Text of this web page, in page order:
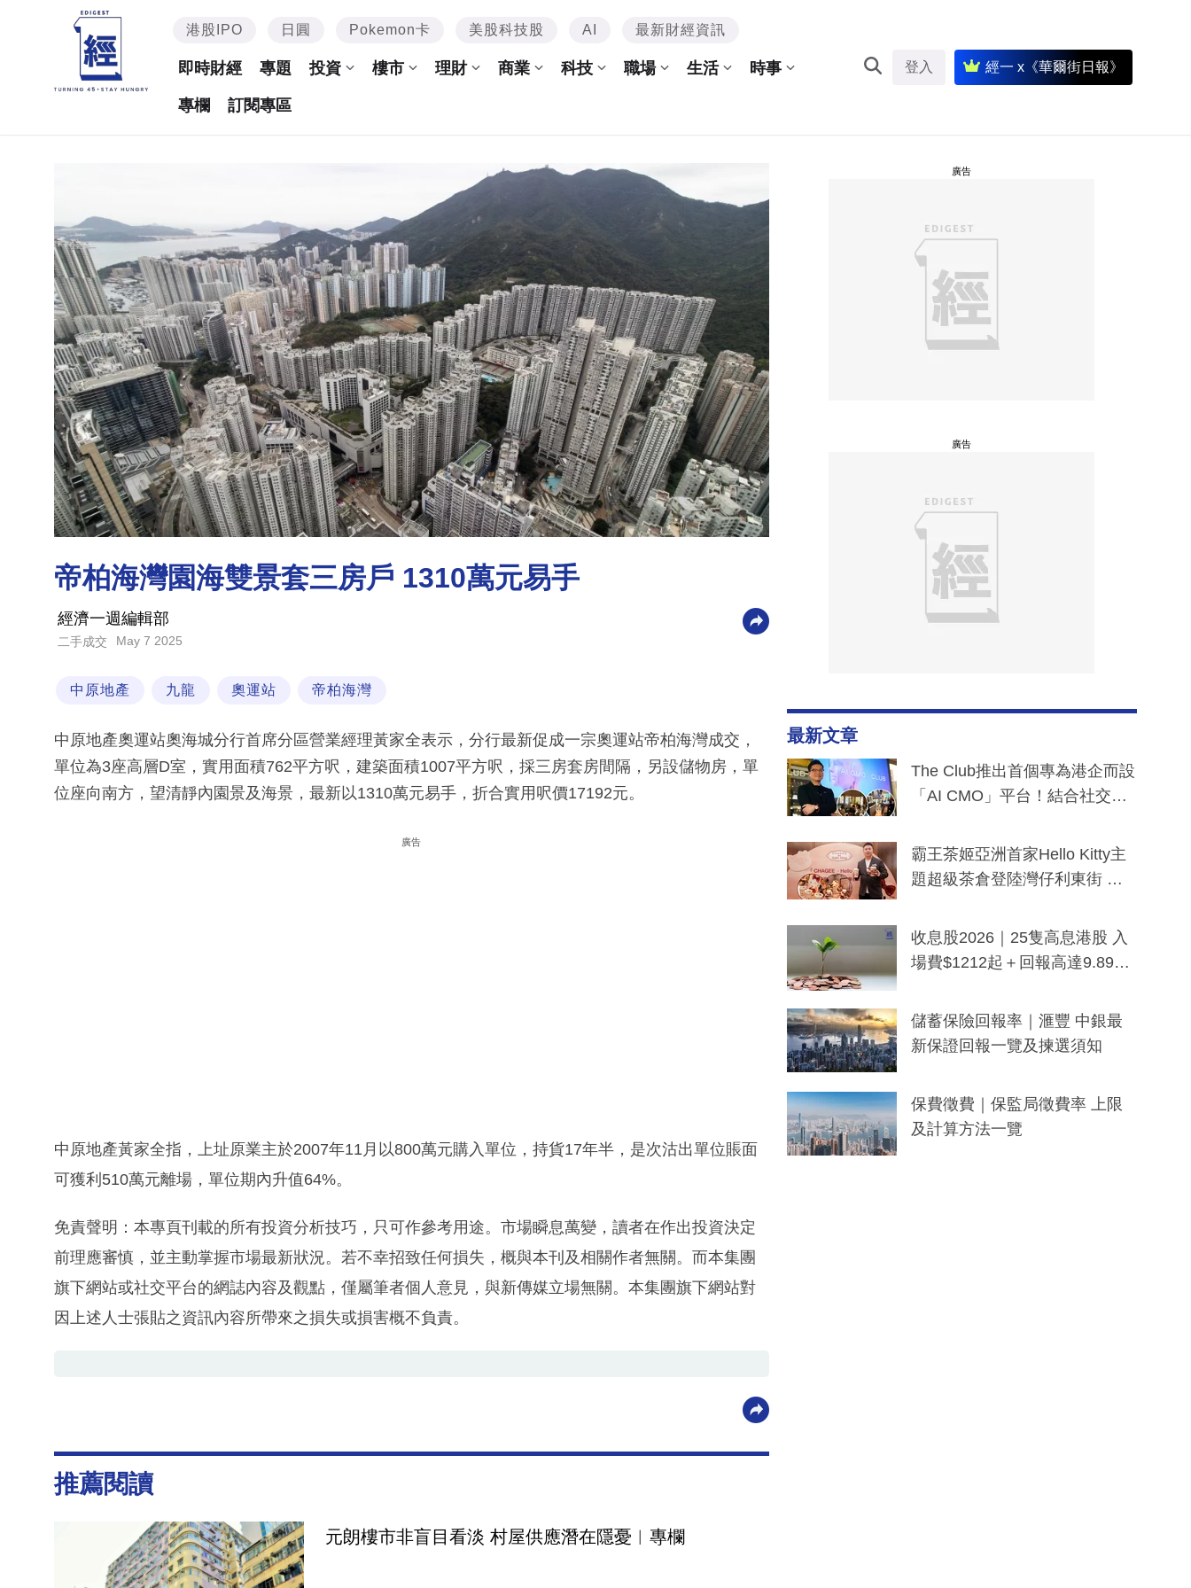
港股IPO 日圓 Pokemon卡 美股科技股 AI 最新財經資訊
即時財經 專題 投資 樓市 理財 商業 科技 職場 生活 時事
專欄 訂閱專區
登入 經一 x《華爾街日報》
帝柏海灣園海雙景套三房戶 1310萬元易手
經濟一週編輯部
二手成交 May 7 2025
中原地產 九龍 奧運站 帝柏海灣
中原地產奧運站奧海城分行首席分區營業經理黃家全表示，分行最新促成一宗奧運站帝柏海灣成交，
單位為3座高層D室，實用面積762平方呎，建築面積1007平方呎，採三房套房間隔，另設儲物房，單
位座向南方，望清靜內園景及海景，最新以1310萬元易手，折合實用呎價17192元。
廣告
中原地產黃家全指，上址原業主於2007年11月以800萬元購入單位，持貨17年半，是次沽出單位賬面
可獲利510萬元離場，單位期內升值64%。
免責聲明：本專頁刊載的所有投資分析技巧，只可作參考用途。市場瞬息萬變，讀者在作出投資決定
前理應審慎，並主動掌握市場最新狀況。若不幸招致任何損失，概與本刊及相關作者無關。而本集團
旗下網站或社交平台的網誌內容及觀點，僅屬筆者個人意見，與新傳媒立場無關。本集團旗下網站對
因上述人士張貼之資訊內容所帶來之損失或損害概不負責。
推薦閱讀
元朗樓市非盲目看淡 村屋供應潛在隱憂︳專欄
廣告
廣告
最新文章
The Club推出首個專為港企而設
「AI CMO」平台！結合社交聆
分鐘生成「貼地」宣傳短片
霸王茶姬亞洲首家Hello Kitty主
題超級茶倉登陸灣仔利東街 推
y及香港限定特調系列
收息股2026｜25隻高息港股 入
場費$1212起＋回報高達9.89
儲蓄保險回報率｜滙豐 中銀最
新保證回報一覽及揀選須知
保費徵費｜保監局徵費率 上限
及計算方法一覽